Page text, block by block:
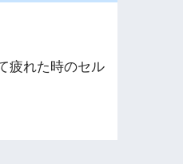
疲れた時のセル